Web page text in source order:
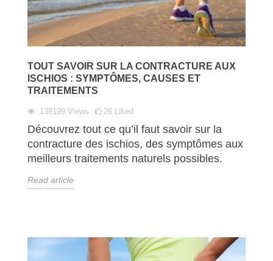
TOUT SAVOIR SUR LA CONTRACTURE AUX
ISCHIOS : SYMPTÔMES, CAUSES ET
TRAITEMENTS
138199 Views 26 Liked
Découvrez tout ce qu’il faut savoir sur la
contracture des ischios, des symptômes aux
meilleurs traitements naturels possibles.
Read article